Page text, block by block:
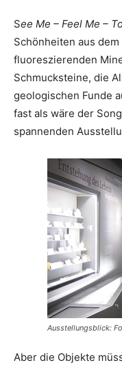
See Me – Feel Me –
Schönheiten aus
fluoreszierenden
Schmucksteine, die
geologischen Funde
fast als wäre der
spannenden
Ausstellungsblick:
Aber die Objekte